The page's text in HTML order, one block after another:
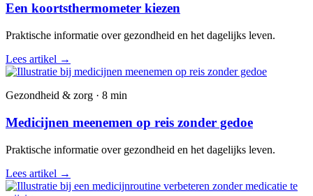
Een koortsthermometer kiezen
Praktische informatie over gezondheid en het dagelijks leven.
Lees artikel →
Gezondheid & zorg · 8 min
Medicijnen meenemen op reis zonder gedoe
Praktische informatie over gezondheid en het dagelijks leven.
Lees artikel →